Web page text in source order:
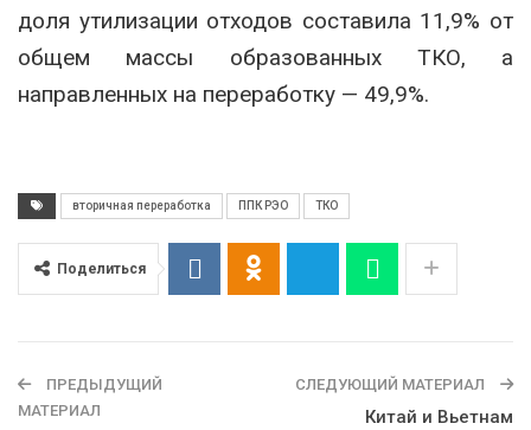
доля утилизации отходов составила 11,9% от
общем массы образованных ТКО, а
направленных на переработку — 49,9%.
вторичная переработка ППК РЭО ТКО
Поделиться
ПРЕДЫДУЩИЙ
МАТЕРИАЛ
СЛЕДУЮЩИЙ МАТЕРИАЛ
Китай и Вьетнам